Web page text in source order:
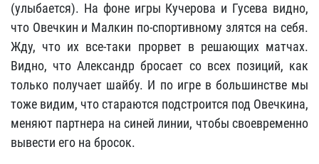
(улыбается). На фоне игры Кучерова и Гусева видно,
что Овечкин и Малкин по-спортивному злятся на себя.
Жду, что их все-таки прорвет в решающих матчах.
Видно, что Александр бросает со всех позиций, как
только получает шайбу. И по игре в большинстве мы
тоже видим, что стараются подстроится под Овечкина,
меняют партнера на синей линии, чтобы своевременно
вывести его на бросок.